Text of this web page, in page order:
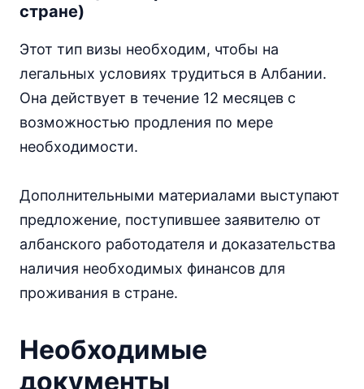
стране)
Этот тип визы необходим, чтобы на
легальных условиях трудиться в Албании.
Она действует в течение 12 месяцев с
возможностью продления по мере
необходимости.
Дополнительными материалами выступают
предложение, поступившее заявителю от
албанского работодателя и доказательства
наличия необходимых финансов для
проживания в стране.
Необходимые
документы